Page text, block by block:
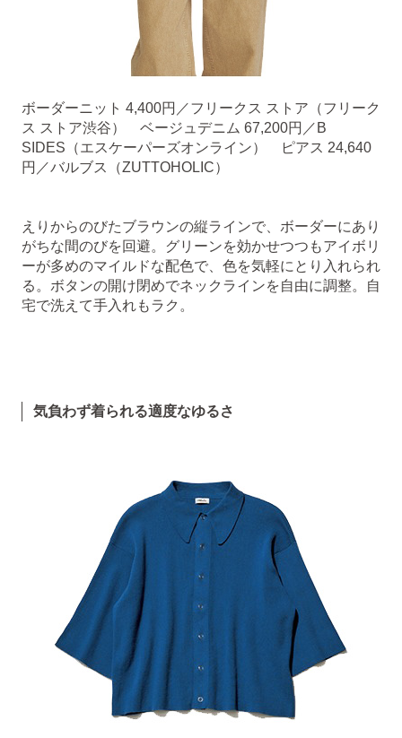
ボーダーニット 4,400円／フリークス ストア（フリーク
ス ストア渋谷） ベージュデニム 67,200円／B
SIDES（エスケーパーズオンライン） ピアス 24,640
円／バルブス（ZUTTOHOLIC）
えりからのびたブラウンの縦ラインで、ボーダーにあり
がちな間のびを回避。グリーンを効かせつつもアイボリ
ーが多めのマイルドな配色で、色を気軽にとり入れられ
る。ボタンの開け閉めでネックラインを自由に調整。自
宅で洗えて手入れもラク。
気負わず着られる適度なゆるさ